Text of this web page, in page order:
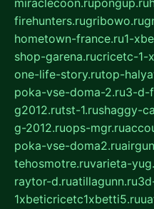
miraclecoon.rupongup.ru
firehunters.rugribowo.ru
hometown-france.ru1-
shop-garena.rucricetc-1-
one-life-story.rutop-
poka-vse-doma-2.ru3-d-
g2012.rutst-1.rushaggy-
g-2012.ruops-mgr.ru
poka-vse-doma2.ru
tehosmotre.ruvarieta-
raytor-d.ruatillagunn.ru
1xbeticricetc1xbetti5.ru